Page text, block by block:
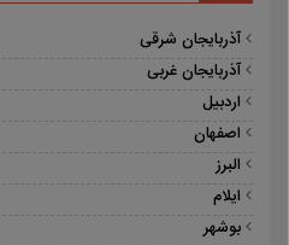
آذربایجان شرقی
آذربایجان غربی
اردبیل
اصفهان
البرز
ایلام
بوشهر